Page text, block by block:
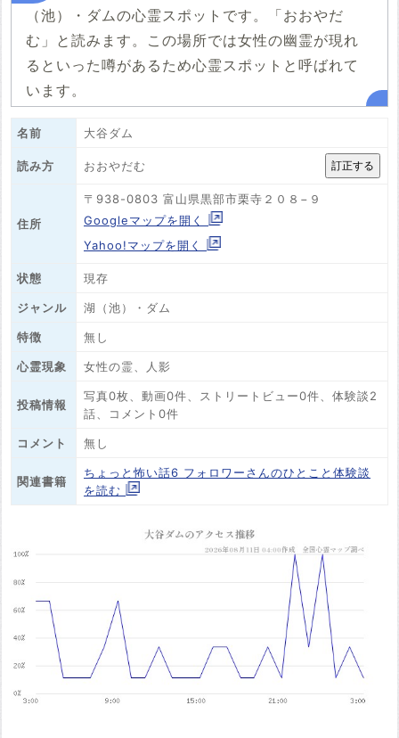
（池）・ダムの心霊スポットです。「おおやだ
む」と読みます。この場所では女性の幽霊が現れ
るといった噂があるため心霊スポットと呼ばれて
います。
名前 大谷ダム
読み方 おおやだむ
住所
〒938-0803 富山県黒部市栗寺２０８−９
Googleマップを開く
Yahoo!マップを開く
状態 現存
ジャンル 湖（池）・ダム
特徴 無し
心霊現象 女性の霊、人影
投稿情報
写真0枚、動画0件、ストリートビュー0件、体験談2
話、コメント0件
コメント 無し
関連書籍
ちょっと怖い話6 フォロワーさんのひとこと体験談
を読む